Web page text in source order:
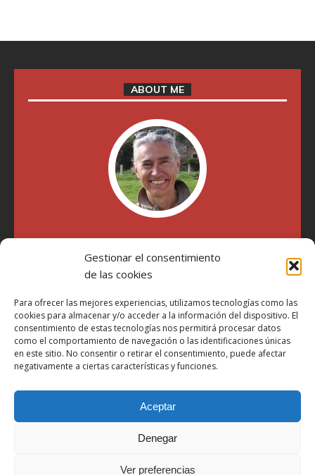
Gestionar el consentimiento
de las cookies
Para ofrecer las mejores experiencias, utilizamos tecnologías como las
cookies para almacenar y/o acceder a la información del dispositivo. El
consentimiento de estas tecnologías nos permitirá procesar datos
como el comportamiento de navegación o las identificaciones únicas
en este sitio. No consentir o retirar el consentimiento, puede afectar
negativamente a ciertas características y funciones.
Aceptar
Denegar
Ver preferencias
ABOUT ME
"Soy Manel Hospido, nací en Valencia en 1969 y desde el
año 2007 he escrito sobre motos en distintos medios.
Millatrece.com es una apuesta por escribir sobre lo que me
participa"
Aviso Legal
Política de Privacidad
Más Información sobre Cookies